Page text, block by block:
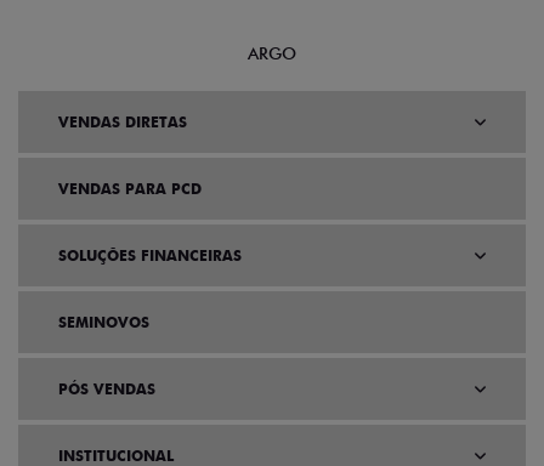
ARGO
VENDAS DIRETAS
VENDAS PARA PCD
SOLUÇÕES FINANCEIRAS
SEMINOVOS
PÓS VENDAS
INSTITUCIONAL